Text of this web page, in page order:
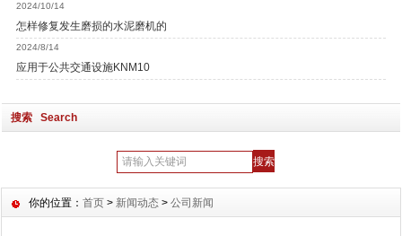
2024/10/14
怎样修复发生磨损的水泥磨机的
2024/8/14
应用于公共交通设施KNM10
搜索 Search
你的位置：首页 > 新闻动态 >公司新闻